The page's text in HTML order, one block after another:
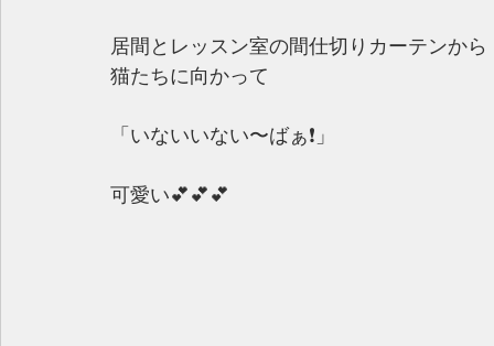
居間とレッスン室の間仕切りカーテンから
猫たちに向かって
「いないいない〜ばぁ❗️」
可愛い💕💕💕